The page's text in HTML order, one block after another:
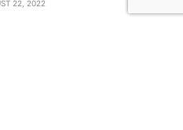
22, 2022